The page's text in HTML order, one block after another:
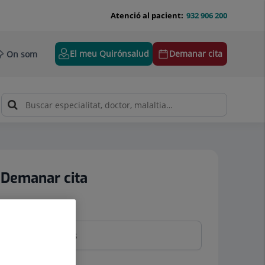
932 906 200
Atenció al pacient:
On som El meu Quirónsalud Demanar cita
Demanar cita